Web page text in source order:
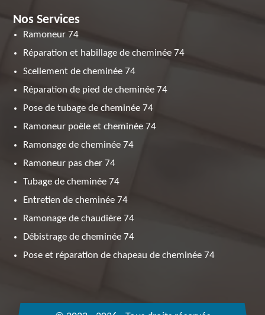
Nos Services
Ramoneur 74
Réparation et habillage de cheminée 74
Scellement de cheminée 74
Réparation de pied de cheminée 74
Pose de tubage de cheminée 74
Ramoneur poêle et cheminée 74
Ramonage de cheminée 74
Ramoneur pas cher 74
Tubage de cheminée 74
Entretien de cheminée 74
Ramonage de chaudière 74
Débistrage de cheminée 74
Pose et réparation de chapeau de cheminée 74